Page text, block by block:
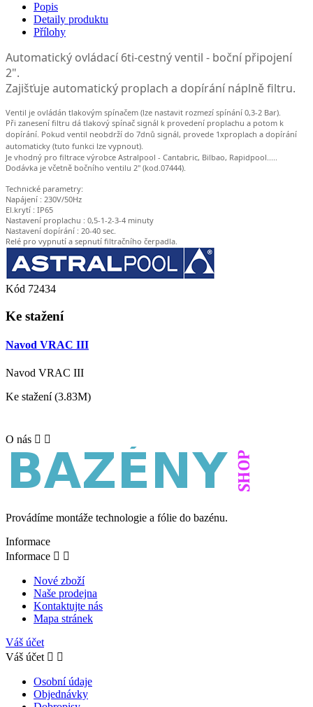
Popis
Detaily produktu
Přílohy
Automatický ovládací 6ti-cestný ventil - boční připojení
2".
Zajišťuje automatický proplach a dopírání náplně filtru.
Ventil je ovládán tlakovým spínačem (lze nastavit rozmezí spínání 0,3-2 Bar).
Při zanesení filtru dá tlakový spínač signál k provedení proplachu a potom k
dopírání. Pokud ventil neobdrží do 7dnů signál, provede 1xproplach a dopírání
automaticky (tuto funkci lze vypnout).
Je vhodný pro filtrace výrobce Astralpool - Cantabric, Bilbao, Rapidpool.....
Dodávka je včetně bočního ventilu 2" (kod.07444).
Technické parametry:
Napájení : 230V/50Hz
El.krytí : IP65
Nastavení proplachu : 0,5-1-2-3-4 minuty
Nastavení dopírání : 20-40 sec.
Relé pro vypnutí a sepnutí filtračního čerpadla.
Kód 72434
Ke stažení
Navod VRAC III
Navod VRAC III
Ke stažení (3.83M)
O nás  
Provádíme montáže technologie a fólie do bazénu.
Informace
Informace  
Nové zboží
Naše prodejna
Kontaktujte nás
Mapa stránek
Váš účet
Váš účet  
Osobní údaje
Objednávky